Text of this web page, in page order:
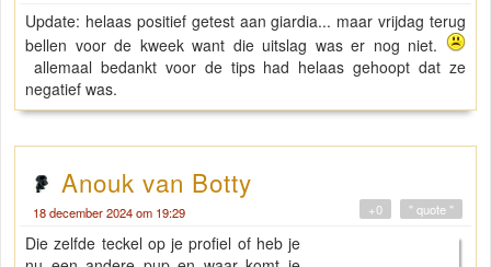
Update: helaas positief getest aan giardia... maar vrijdag terug
bellen voor de kweek want die uitslag was er nog niet.
allemaal bedankt voor de tips had helaas gehoopt dat ze
negatief was.
Anouk van Botty
18 december 2024 om 19:29 " quote "
+0
Die zelfde teckel op je profiel of heb je